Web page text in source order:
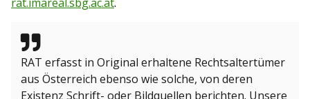
RAT erfasst in Original erhaltene Rechtsaltertümer
aus Österreich ebenso wie solche, von deren
Existenz Schrift- oder Bildquellen berichten. Unsere